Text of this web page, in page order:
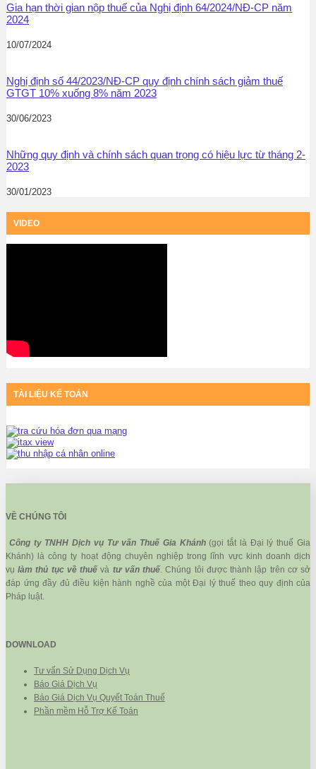
Gia hạn thời gian nộp thuế của Nghị định 64/2024/NĐ-CP năm
2024
10/07/2024
Nghị định số 44/2023/NĐ-CP quy định chính sách giảm thuế
GTGT 10% xuống 8% năm 2023
30/06/2023
Những quy định và chính sách quan trọng có hiệu lực từ tháng 2-
2023
30/01/2023
VIDEO
TÀI LIỆU KẾ TOÁN
VỀ CHÚNG TÔI
Công ty TNHH Dịch vụ Tư vấn Thuế Gia Khánh(gọi tắt là Đại lý thuế Gia
Khánh) là công ty hoạt động chuyên nghiệp trong lĩnh vực kinh doanh dịch
vụlàm thủ tục về thuế và tư vấn thuế . Chúng tôi được thành lập trên cơ sở
đáp ứng đầy đủ điều kiện hành nghề của một Đại lý thuế theo quy định của
Pháp luật.
DOWNLOAD
Tư vấn Sử Dụng Dịch Vụ
Báo Giá Dịch Vụ
Báo Giá Dịch Vụ Quyết Toán Thuế
Phần mềm Hỗ Trợ Kế Toán